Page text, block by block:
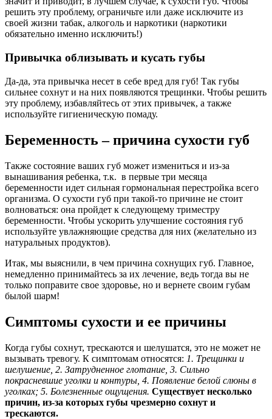
решить эту проблему, ограничьте или даже исключите из
своей жизни табак, алкоголь и наркотики (наркотики
обязательно именно исключить!)
Привычка облизывать и кусать губы
Да-да, эта привычка несет в себе вред для губ! Так губы
сильнее сохнут и на них появляются трещинки. Чтобы решить
эту проблему, избавляйтесь от этих привычек, а также
используйте гигиеническую помаду.
Беременность – причина сухости губ
Также состояние ваших губ может измениться и из-за
вынашивания ребенка, т.к. в первые три месяца
беременности идет сильная гормональная перестройка всего
организма. О сухости губ при такой-то причине не стоит
волноваться: она пройдет к следующему триместру
беременности. Чтобы ускорить улучшение состояния губ
используйте увлажняющие средства для них (желательно из
натуральных продуктов).
Итак, мы выяснили, в чем причина сохнущих губ. Главное,
немедленно принимайтесь за их лечение, ведь тогда вы не
только поправите свое здоровье, но и вернете своим губам
былой шарм!
Симптомы сухости и ее причины
Когда губы сохнут, трескаются и шелушатся, это не может не
вызывать тревогу. К симптомам относятся: 1. Трещинки и
шелушение, 2. Затрудненное глотание, 3. Сильно
покрасневшие уголки и контуры, 4. Появление белой слюны в
уголках; 5. Болезненные ощущения. Существует несколько
причин, из-за которых губы чрезмерно сохнут и
трескаются.